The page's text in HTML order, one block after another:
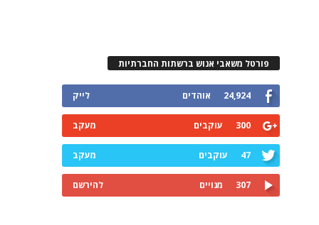
פורטל משאבי אנוש ברשתות החברתיות
24,924 אוהדים לייק
300 עוקבים מעקב
47 עוקבים מעקב
307 מנויים להירשם